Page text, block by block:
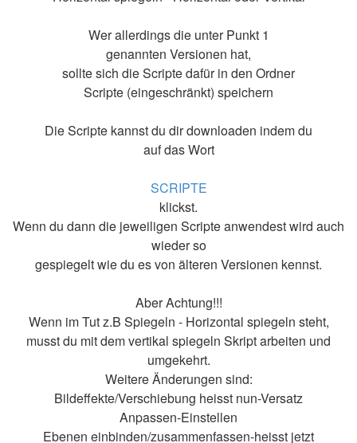
Wer allerdings die unter Punkt 1
genannten Versionen hat,
sollte sich die Scripte dafür in den Ordner
Scripte (eingeschränkt) speichern
Die Scripte kannst du dir downloaden indem du
auf das Wort
SCRIPTE
klickst.
Wenn du dann die jeweiligen Scripte anwendest wird auch
wieder so
gespiegelt wie du es von älteren Versionen kennst.
Aber Achtung!!!
Wenn im Tut z.B Spiegeln - Horizontal spiegeln steht,
musst du mit dem vertikal spiegeln Skript arbeiten und
umgekehrt.
Weitere Änderungen sind:
Bildeffekte/Verschiebung heisst nun-Versatz
Anpassen-Einstellen
Ebenen einbinden/zusammenfassen-heisst jetzt